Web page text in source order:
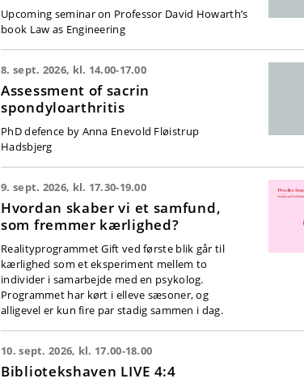
Upcoming seminar on Professor David Howarth’s
book Law as Engineering
8. sept. 2026, kl. 14.00-17.00
Assessment of sacrin
spondyloarthritis
PhD defence by Anna Enevold Fløistrup
Hadsbjerg
9. sept. 2026, kl. 17.30-19.00
Hvordan skaber vi et samfund,
som fremmer kærlighed?
Realityprogrammet Gift ved første blik går til
kærlighed som et eksperiment mellem to
individer i samarbejde med en psykolog.
Programmet har kørt i elleve sæsoner, og
alligevel er kun fire par stadig sammen i dag.
10. sept. 2026, kl. 17.00-18.00
Bibliotekshaven LIVE 4:4